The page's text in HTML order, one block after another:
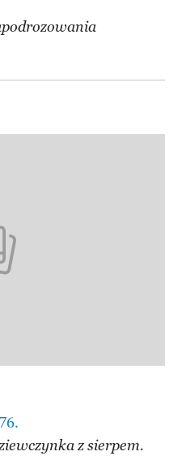
z sierpem.